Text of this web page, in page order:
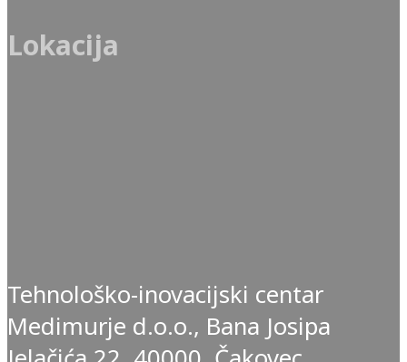
Lokacija
Tehnološko-inovacijski centar
Medimurje d.o.o., Bana Josipa